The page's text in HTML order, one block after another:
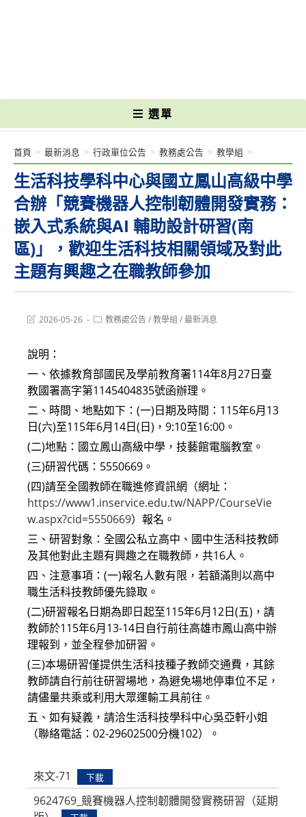
選單
生活科技學科中心與國立鳳山高級中學
合辦「競賽機器人控制韌體開發實務：
嵌入式系統與AI 輔助設計研習(南
區)」，歡迎生活科技相關領域及對此
主題有興趣之在職教師參加
首頁 > 最新消息 > 行政單位公告 > 教務處公告 > 教學組 >
Post2026-05-26
Post教務處公告/教學組 /最新消息
說明：
一、依據教育部國民及學前教育署114年8月27日臺
教國署高字第1145404835號函辦理。
二、時間、地點如下：(一)日期及時間：115年6月13
日(六)至115年6月14日(日)，9:10至16:00。
(二)地點：國立鳳山高級中學，技藝館電腦教室。
(三)研習代碼：5550669。
(四)請至全國教師在職進修資訊網（網址：
https://www1.inservice.edu.tw/NAPP/CourseVie
w.aspx?cid=5550669）報名。
三、研習對象：全國公私立高中、國中生活科技教師
及其他對此主題有興趣之在職教師，共16人。
四、注意事項：(一)報名人數有限，若額滿則以高中
職生活科技教師優先錄取。
(二)研習報名日期為即日起至115年6月12日(五)，請
教師於115年6月13-14日自行前往高雄市鳳山高中辦
理報到，並全程參加研習。
(三)本場研習僅提供生活科技種子教師交通費，其餘
教師請自行前往研習場地，為避免場地停車位不足，
請儘量共乘或利用大眾運輸工具前往。
五、如有疑義，請洽生活科技學科中心吳亞軒小姐
（聯絡電話：02-29602500分機102）。
來文-71 下載
9624769_競賽機器人控制韌體開發實務研習（延期